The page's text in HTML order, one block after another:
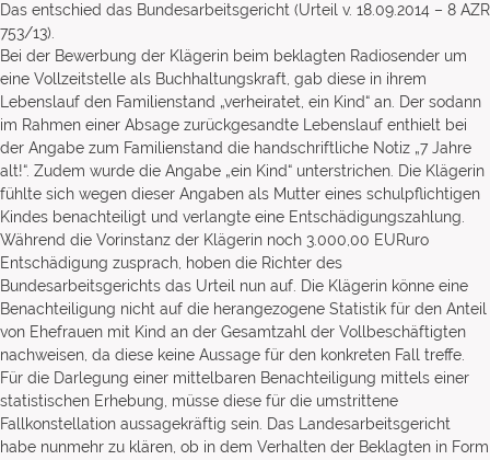
Das entschied das Bundesarbeitsgericht (Urteil v. 18.09.2014 – 8 AZR
753/13).
Bei der Bewerbung der Klägerin beim beklagten Radiosender um
eine Vollzeitstelle als Buchhaltungskraft, gab diese in ihrem
Lebenslauf den Familienstand „verheiratet, ein Kind“ an. Der sodann
im Rahmen einer Absage zurückgesandte Lebenslauf enthielt bei
der Angabe zum Familienstand die handschriftliche Notiz „7 Jahre
alt!“. Zudem wurde die Angabe „ein Kind“ unterstrichen. Die Klägerin
fühlte sich wegen dieser Angaben als Mutter eines schulpflichtigen
Kindes benachteiligt und verlangte eine Entschädigungszahlung.
Während die Vorinstanz der Klägerin noch 3.000,00 EURuro
Entschädigung zusprach, hoben die Richter des
Bundesarbeitsgerichts das Urteil nun auf. Die Klägerin könne eine
Benachteiligung nicht auf die herangezogene Statistik für den Anteil
von Ehefrauen mit Kind an der Gesamtzahl der Vollbeschäftigten
nachweisen, da diese keine Aussage für den konkreten Fall treffe.
Für die Darlegung einer mittelbaren Benachteiligung mittels einer
statistischen Erhebung, müsse diese für die umstrittene
Fallkonstellation aussagekräftig sein. Das Landesarbeitsgericht
habe nunmehr zu klären, ob in dem Verhalten der Beklagten in Form